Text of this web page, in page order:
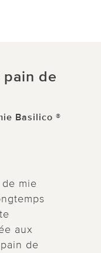
de
Basilico ®
mie
aux
de